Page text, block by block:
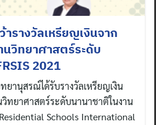
รางวัลเหรียญเงินจาก
นวิทยาศาสตร์ระดับ
2021
ยานุสรณ์ได้รับรางวัลเหรียญเงิน
วิทยาศาสตร์ระดับนานาชาติในงาน
Schools International